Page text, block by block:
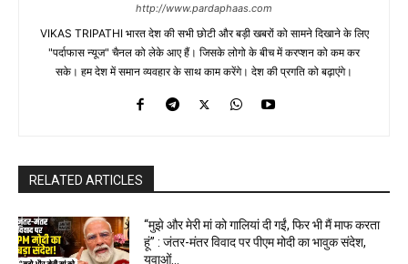
http://www.pardaphaas.com
VIKAS TRIPATHI भारत देश की सभी छोटी और बड़ी खबरों को सामने दिखाने के लिए
"पर्दाफास न्यूज" चैनल को लेके आए हैं। जिसके लोगो के बीच में करप्शन को कम कर
सके। हम देश में समान व्यवहार के साथ काम करेंगे। देश की प्रगति को बढ़ाएंगे।
RELATED ARTICLES
“मुझे और मेरी मां को गालियां दी गईं, फिर भी मैं माफ करता
हूं” : जंतर-मंतर विवाद पर पीएम मोदी का भावुक संदेश,
युवाओं...